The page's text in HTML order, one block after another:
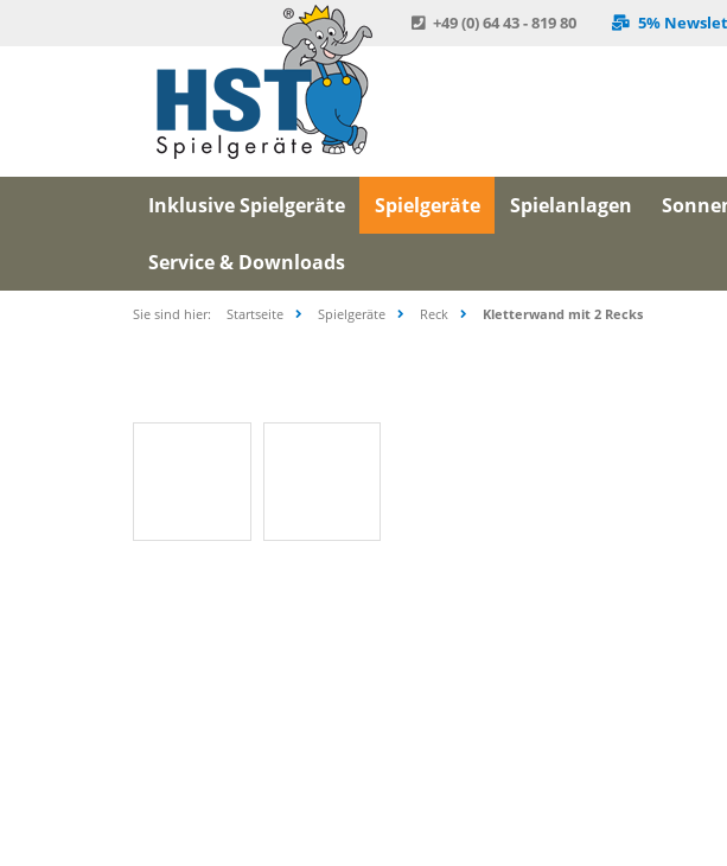
+49 (0) 64 43 - 819 80 5%
Inklusive Spielgeräte Spielgeräte Spielanlagen
Service & Downloads
Sie sind hier: Startseite Spielgeräte Reck Kletterwand mit 2 Recks